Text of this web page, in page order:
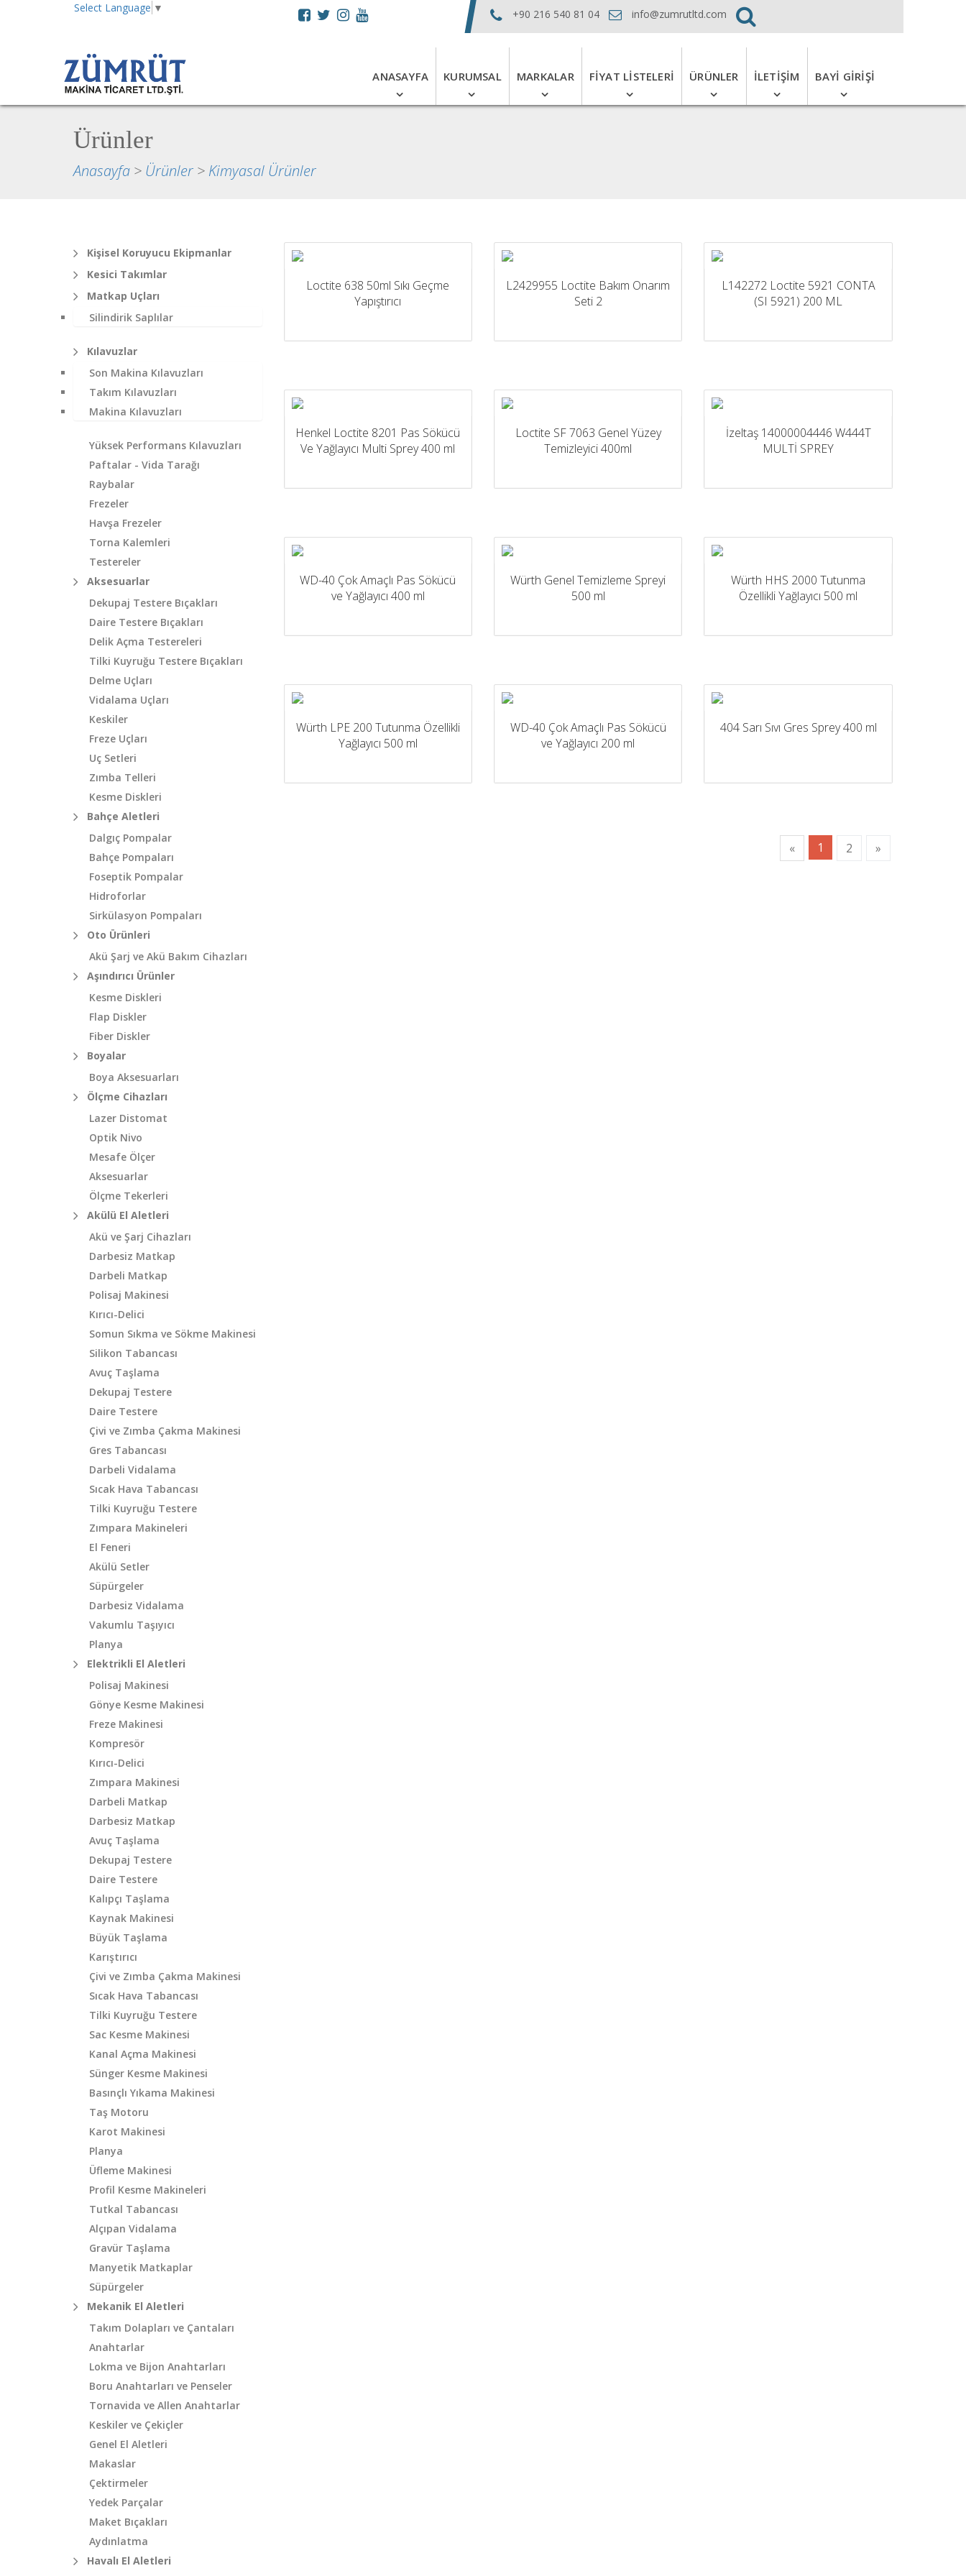
Select Language ▼ +90 216 540 81 04 info@zumrutltd.com
ANASAYFA KURUMSAL MARKALAR FIYAT LISTELERI ÜRÜNLER İLETIŞIM BAYI GIRIŞI
Ürünler
Anasayfa > Ürünler > Kimyasal Ürünler
Kişisel Koruyucu Ekipmanlar
Kesici Takımlar
Matkap Uçları
Silindirik Saplılar
Kılavuzlar
Son Makina Kılavuzları
Takım Kılavuzları
Makina Kılavuzları
Yüksek Performans Kılavuzları
Paftalar - Vida Tarağı
Raybalar
Frezeler
Havşa Frezeler
Torna Kalemleri
Testereler
Aksesuarlar
Dekupaj Testere Bıçakları
Daire Testere Bıçakları
Delik Açma Testereleri
Tilki Kuyruğu Testere Bıçakları
Delme Uçları
Vidalama Uçları
Keskiler
Freze Uçları
Uç Setleri
Zımba Telleri
Kesme Diskleri
Bahçe Aletleri
Dalgıç Pompalar
Bahçe Pompaları
Foseptik Pompalar
Hidroforlar
Sirkülasyon Pompaları
Oto Ürünleri
Akü Şarj ve Akü Bakım Cihazları
Aşındırıcı Ürünler
Kesme Diskleri
Flap Diskler
Fiber Diskler
Boyalar
Boya Aksesuarları
Ölçme Cihazları
Lazer Distomat
Optik Nivo
Mesafe Ölçer
Aksesuarlar
Ölçme Tekerleri
Akülü El Aletleri
Akü ve Şarj Cihazları
Darbesiz Matkap
Darbeli Matkap
Polisaj Makinesi
Kırıcı-Delici
Somun Sıkma ve Sökme Makinesi
Silikon Tabancası
Avuç Taşlama
Dekupaj Testere
Daire Testere
Çivi ve Zımba Çakma Makinesi
Gres Tabancası
Darbeli Vidalama
Sıcak Hava Tabancası
Tilki Kuyruğu Testere
Zımpara Makineleri
El Feneri
Akülü Setler
Süpürgeler
Darbesiz Vidalama
Vakumlu Taşıyıcı
Planya
Elektrikli El Aletleri
Polisaj Makinesi
Gönye Kesme Makinesi
Freze Makinesi
Kompresör
Kırıcı-Delici
Zımpara Makinesi
Darbeli Matkap
Darbesiz Matkap
Avuç Taşlama
Dekupaj Testere
Daire Testere
Kalıpçı Taşlama
Kaynak Makinesi
Büyük Taşlama
Karıştırıcı
Çivi ve Zımba Çakma Makinesi
Sıcak Hava Tabancası
Tilki Kuyruğu Testere
Sac Kesme Makinesi
Kanal Açma Makinesi
Sünger Kesme Makinesi
Basınçlı Yıkama Makinesi
Taş Motoru
Karot Makinesi
Planya
Üfleme Makinesi
Profil Kesme Makineleri
Tutkal Tabancası
Alçıpan Vidalama
Gravür Taşlama
Manyetik Matkaplar
Süpürgeler
Mekanik El Aletleri
Takım Dolapları ve Çantaları
Anahtarlar
Lokma ve Bijon Anahtarları
Boru Anahtarları ve Penseler
Tornavida ve Allen Anahtarlar
Keskiler ve Çekiçler
Genel El Aletleri
Makaslar
Çektirmeler
Yedek Parçalar
Maket Bıçakları
Aydınlatma
Havalı El Aletleri
Loctite 638 50ml Sıkı Geçme
Yapıştırıcı
L2429955 Loctite Bakım Onarım
Seti 2
L142272 Loctite 5921 CONTA
(SI 5921) 200 ML
Henkel Loctite 8201 Pas Sökücü
Ve Yağlayıcı Multi Sprey 400 ml
Loctite SF 7063 Genel Yüzey
Temizleyici 400ml
İzeltaş 14000004446 W444T
MULTİ SPREY
WD-40 Çok Amaçlı Pas Sökücü
ve Yağlayıcı 400 ml
Würth Genel Temizleme Spreyi
500 ml
Würth HHS 2000 Tutunma
Özellikli Yağlayıcı 500 ml
Würth LPE 200 Tutunma Özellikli
Yağlayıcı 500 ml
WD-40 Çok Amaçlı Pas Sökücü
ve Yağlayıcı 200 ml
404 Sarı Sıvı Gres Sprey 400 ml
« 1 2 »